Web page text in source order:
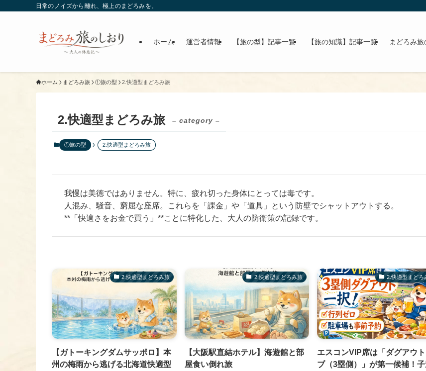
日常のノイズから離れ、極上のまどろみを。
ホーム 運営者情報 【旅の型】記事一覧 【旅の知識】記事一覧 まどろみ
ホーム まどろみ旅 ①旅の型 2.快適型まどろみ旅
2.快適型まどろみ旅 – category –
①旅の型 2.快適型まどろみ旅
我慢は美徳ではありません。特に、疲れ切った身体にとっては毒です。
人混み、騒音、窮屈な座席。これらを「課金」や「道具」という防壁でシャットアウトする。
**「快適さをお金で買う」**ことに特化した、大人の防衛策の記録です。
2.快適型まどろみ旅
【ガトーキングダムサッポロ】本
州の梅雨から逃げる北海道快適型
2.快適型まどろみ旅
【大阪駅直結ホテル】海遊館と部
屋食い倒れ旅
2.快適型まどろ
エスコンVIP席は「ダグアウ
ブ（3塁側）」が第一候補！